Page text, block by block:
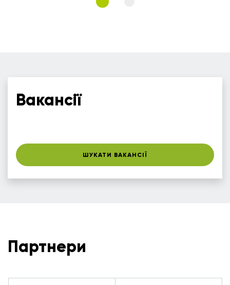
Вакансії
ШУКАТИ ВАКАНСІЇ
Партнери